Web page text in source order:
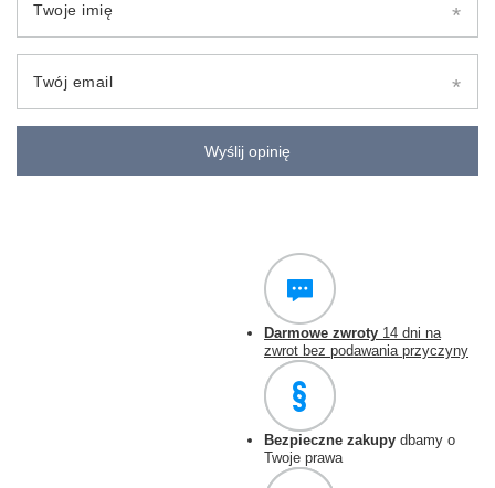
Twoje imię
Twój email
Wyślij opinię
Darmowe zwroty 14 dni na
zwrot bez podawania przyczyny
Bezpieczne zakupy dbamy o
Twoje prawa